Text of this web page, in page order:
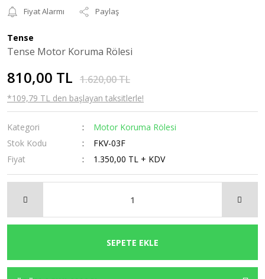
Fiyat Alarmı
Paylaş
Tense
Tense Motor Koruma Rölesi
810,00 TL 1.620,00 TL
*109,79 TL den başlayan taksitlerle!
Kategori
Motor Koruma Rölesi
Stok Kodu
FKV-03F
Fiyat
1.350,00 TL + KDV
SEPETE EKLE